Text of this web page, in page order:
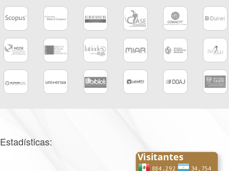
Estadísticas: